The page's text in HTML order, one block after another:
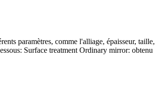
paramètres, comme l'alliage, épaisseur, taille,
Surface treatment Ordinary mirror: obtenu